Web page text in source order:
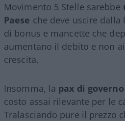
Movimento 5 Stelle sarebbe
Paese che deve uscire dalla
di bonus e mancette che
aumentano il debito e non
crescita.
Insomma, la pax di governo
costo assai rilevante per le
Tralasciando pure il prezzo